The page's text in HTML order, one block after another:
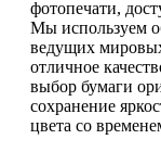
фотопечати,
Мы используем
ведущих
отличное
выбор бумаги
сохранение
цвета со